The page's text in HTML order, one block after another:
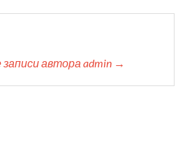
автора admin →